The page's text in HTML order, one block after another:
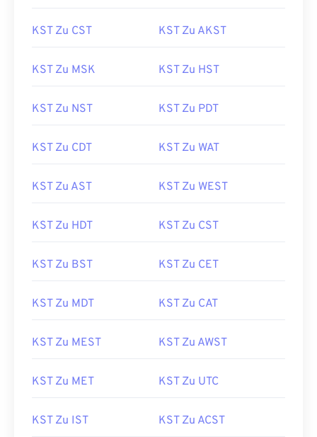
KST Zu CST KST Zu AKST
KST Zu MSK KST Zu HST
KST Zu NST KST Zu PDT
KST Zu CDT KST Zu WAT
KST Zu AST KST Zu WEST
KST Zu HDT KST Zu CST
KST Zu BST KST Zu CET
KST Zu MDT KST Zu CAT
KST Zu MEST KST Zu AWST
KST Zu MET KST Zu UTC
KST Zu IST KST Zu ACST